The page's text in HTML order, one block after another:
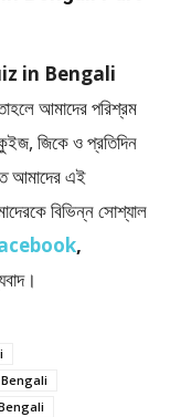
in Bengali
আমাদের পরিশ্রম
জিকে ও প্রতিদিন
আমাদের এই
বিভিন্ন সোশ্যাল
,